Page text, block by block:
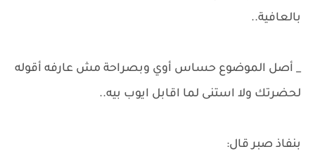
بالعافية..
_ أصل الموضوع حساس أوي وبصراحة مش عارفه أقوله
لحضرتك ولا استنى لما اقابل ايوب بيه..
بنفاذ صبر قال: